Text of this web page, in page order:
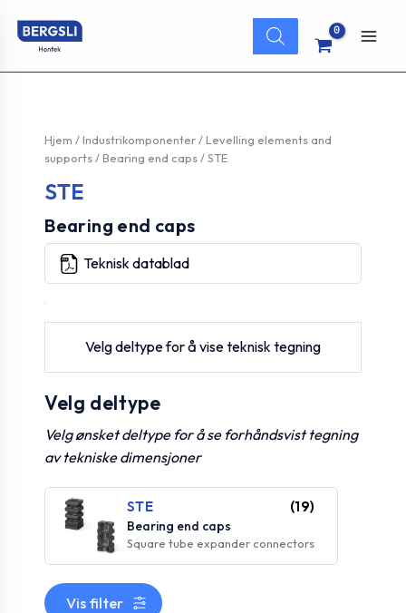
rett
innholdet
Products
search
Hjem / Industrikomponenter/ Levelling elements and
supports/ Bearing end caps/ STE
STE
Bearing end caps
Teknisk datablad
Velg deltype for å vise teknisk tegning
Velg deltype
Velg ønsket deltype for å se forhåndsvist tegning
av tekniske dimensjoner
STE (19)
Bearing end caps
Square tube expander connectors
Vis filter